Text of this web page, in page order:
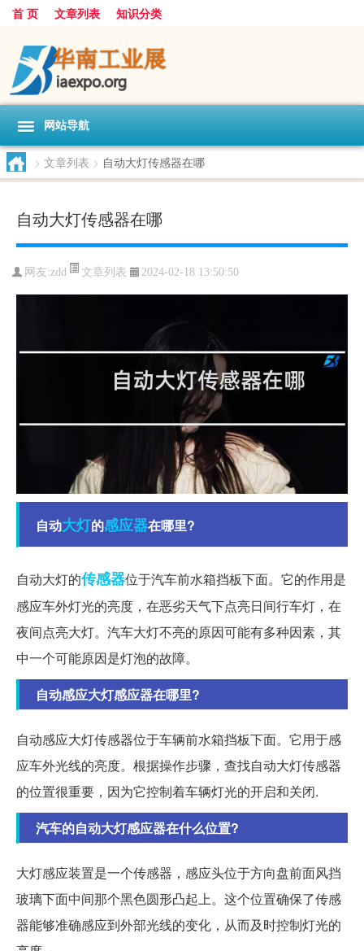
首 页 文章列表 知识分类
网站导航
> 文章列表 > 自动大灯传感器在哪
自动大灯传感器在哪
网友:zdd 文章列表 2024-02-18 13:50:50
自动大灯的感应器在哪里?
自动大灯的传感器位于汽车前水箱挡板下面。它的作用是
感应车外灯光的亮度，在恶劣天气下点亮日间行车灯，在
夜间点亮大灯。汽车大灯不亮的原因可能有多种因素，其
中一个可能原因是灯泡的故障。
自动感应大灯感应器在哪里?
自动感应大灯传感器位于车辆前水箱挡板下面。它用于感
应车外光线的亮度。根据操作步骤，查找自动大灯传感器
的位置很重要，因为它控制着车辆灯光的开启和关闭.
汽车的自动大灯感应器在什么位置?
大灯感应装置是一个传感器，感应头位于方向盘前面风挡
玻璃下面中间那个黑色圆形凸起上。这个位置确保了传感
器能够准确感应到外部光线的变化，从而及时控制灯光的